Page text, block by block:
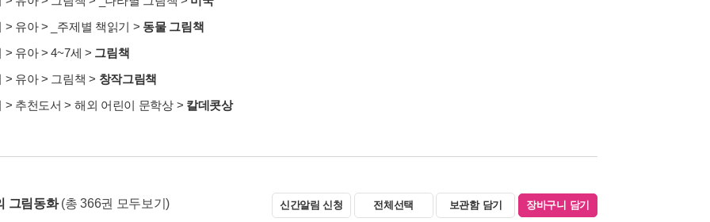
> 유아> _주제별 책읽기 > 동물 그림책
> 유아>4~7세 > 그림책
> 유아> 그림책 > 창작그림책
> 추천도서 > 해외 어린이 문학상> 칼데콧상
그림동화 (총 366권 모두보기) 신간알림 신청 전체선택 보관함 담기 장바구니 담기